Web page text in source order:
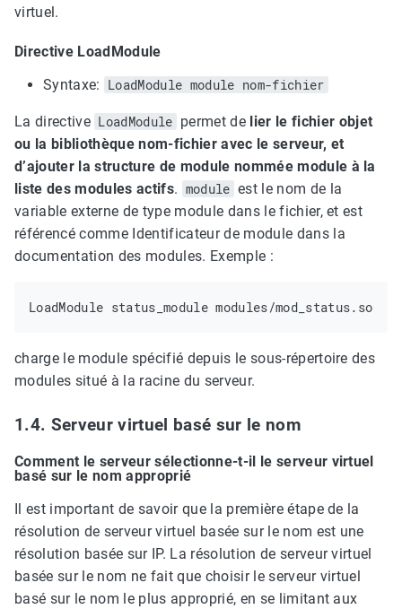
virtuel.
Directive LoadModule
Syntaxe: LoadModule module nom-fichier
La directive LoadModule permet de lier le fichier objet
ou la bibliothèque nom-fichier avec le serveur, et
d’ajouter la structure de module nommée module à la
liste des modules actifs. module est le nom de la
variable externe de type module dans le fichier, et est
référencé comme Identificateur de module dans la
documentation des modules. Exemple :
charge le module spécifié depuis le sous-répertoire des
modules situé à la racine du serveur.
1.4. Serveur virtuel basé sur le nom
Comment le serveur sélectionne-t-il le serveur virtuel
basé sur le nom approprié
Il est important de savoir que la première étape de la
résolution de serveur virtuel basée sur le nom est une
résolution basée sur IP. La résolution de serveur virtuel
basée sur le nom ne fait que choisir le serveur virtuel
basé sur le nom le plus approprié, en se limitant aux